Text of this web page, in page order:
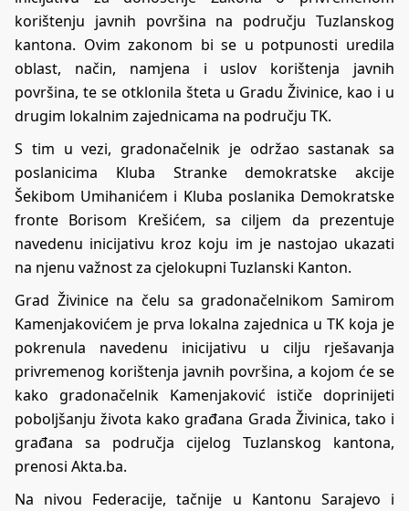
korištenju javnih površina na području Tuzlanskog
kantona. Ovim zakonom bi se u potpunosti uredila
oblast, način, namjena i uslov korištenja javnih
površina, te se otklonila šteta u Gradu Živinice, kao i u
drugim lokalnim zajednicama na području TK.
S tim u vezi, gradonačelnik je održao sastanak sa
poslanicima Kluba Stranke demokratske akcije
Šekibom Umihanićem i Kluba poslanika Demokratske
fronte Borisom Krešićem, sa ciljem da prezentuje
navedenu inicijativu kroz koju im je nastojao ukazati
na njenu važnost za cjelokupni Tuzlanski Kanton.
Grad Živinice na čelu sa gradonačelnikom Samirom
Kamenjakovićem je prva lokalna zajednica u TK koja je
pokrenula navedenu inicijativu u cilju rješavanja
privremenog korištenja javnih površina, a kojom će se
kako gradonačelnik Kamenjaković ističe doprinijeti
poboljšanju života kako građana Grada Živinica, tako i
građana sa područja cijelog Tuzlanskog kantona,
prenosi Akta.ba.
Na nivou Federacije, tačnije u Kantonu Sarajevo i